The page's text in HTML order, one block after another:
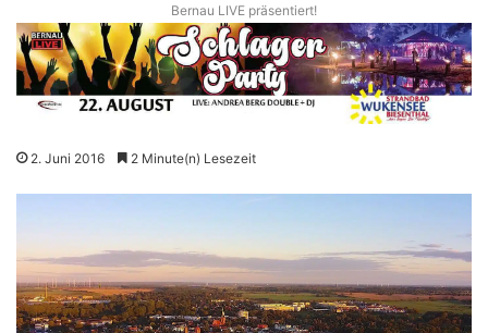
Bernau LIVE präsentiert!
2. Juni 2016 2 Minute(n) Lesezeit